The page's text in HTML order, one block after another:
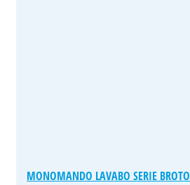
MONOMANDO LAVABO SERIE BROTO